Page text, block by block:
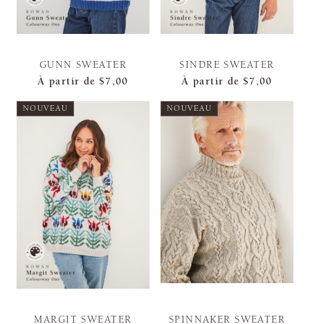
GUNN SWEATER
À partir de $7,00
SINDRE SWEATER
À partir de $7,00
NOUVEAU
MARGIT SWEATER
NOUVEAU
SPINNAKER SWEATER